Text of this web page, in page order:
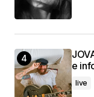
e
live